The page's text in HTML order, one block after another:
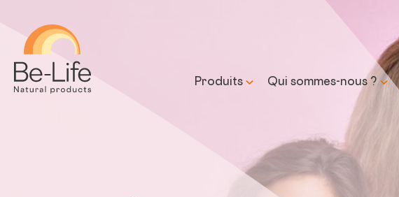
Produits Qui sommes-nous ?